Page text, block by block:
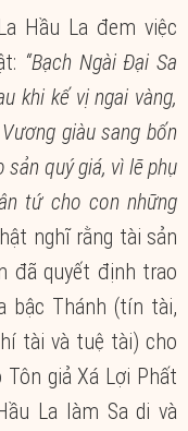
Hầu La đem việc
“Bạch Ngài Đại Sa
khi kế vị ngai vàng,
giàu sang bốn
sản quý giá, vì lẽ phụ
tứ cho con những
nghĩ rằng tài sản
đã quyết định trao
bậc Thánh (tín tài,
tài và tuệ tài) cho
giả Xá Lợi Phất
La làm Sa di và